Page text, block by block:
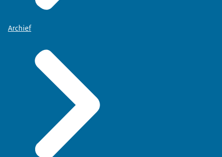
Archief